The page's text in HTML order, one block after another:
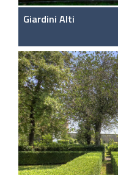
Giardini Alti